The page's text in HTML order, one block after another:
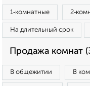
1‑комнатные
На длительный срок
Продажа комнат
В общежитии В